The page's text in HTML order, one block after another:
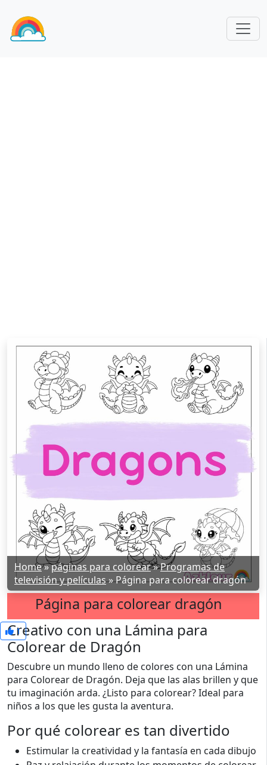
Home»páginas para colorear»Programas de
televisión y películas»Página para colorear dragón
Página para colorear dragón
1
Creativo con una Lámina para
Colorear de Dragón
Descubre un mundo lleno de colores con una Lámina
para Colorear de Dragón. Deja que las alas brillen y que
tu imaginación arda. ¿Listo para colorear? Ideal para
niños a los que les gusta la aventura.
Por qué colorear es tan divertido
Estimular la creatividad y la fantasía en cada dibujo